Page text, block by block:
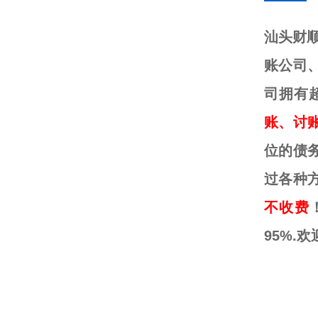
汕头财
账公司
司拥有
账、讨
位的债
过各种
不收费
95%.欢